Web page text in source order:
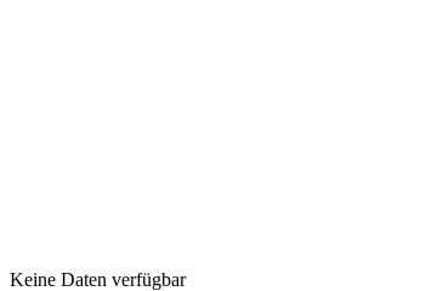
Keine Daten verfügbar